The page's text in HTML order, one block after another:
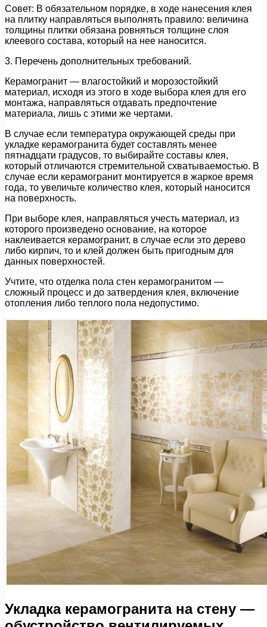
Совет: В обязательном порядке, в ходе нанесения клея
на плитку направляться выполнять правило: величина
толщины плитки обязана ровняться толщине слоя
клеевого состава, который на нее наносится.
3. Перечень дополнительных требований.
Керамогранит — влагостойкий и морозостойкий
материал, исходя из этого в ходе выбора клея для его
монтажа, направляться отдавать предпочтение
материала, лишь с этими же чертами.
В случае если температура окружающей среды при
укладке керамогранита будет составлять менее
пятнадцати градусов, то выбирайте составы клея,
который отличаются стремительной схватываемостью. В
случае если керамогранит монтируется в жаркое время
года, то увеличьте количество клея, который наносится
на поверхность.
При выборе клея, направляться учесть материал, из
которого произведено основание, на которое
наклеивается керамогранит, в случае если это дерево
либо кирпич, то и клей должен быть пригодным для
данных поверхностей.
Учтите, что отделка пола стен керамогранитом —
сложный процесс и до затвердения клея, включение
отопления либо теплого пола недопустимо.
Укладка керамогранита на стену —